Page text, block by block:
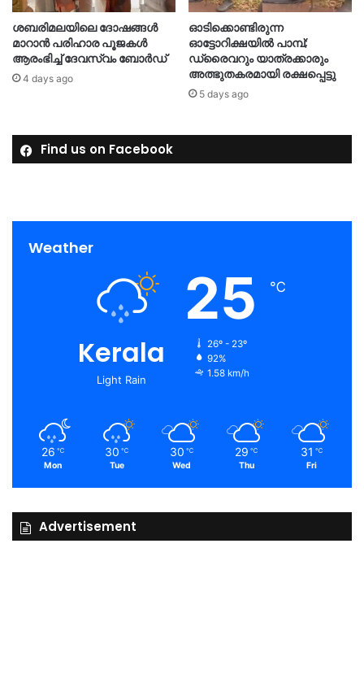
ശബരിമലയിലെ ദോഷങ്ങള്‍
മാറാൻ പരിഹാര പൂജകൾ
ആരംഭിച്ച് ദേവസ്വം ബോർഡ്
4 days ago
ഓടിക്കൊണ്ടിരുന്ന
ഓട്ടോറിക്ഷയിൽ പാമ്പ്;
ഡ്രൈവറും യാത്രക്കാരും
അത്ഭുതകരമായി രക്ഷപ്പെട്ടു
5 days ago
Find us on Facebook
Weather
Kerala
Light Rain
25 ℃
26º - 23º
92%
1.58 km/h
26 ℃
Mon
30 ℃
Tue
30 ℃
Wed
29 ℃
Thu
31 ℃
Fri
Advertisement